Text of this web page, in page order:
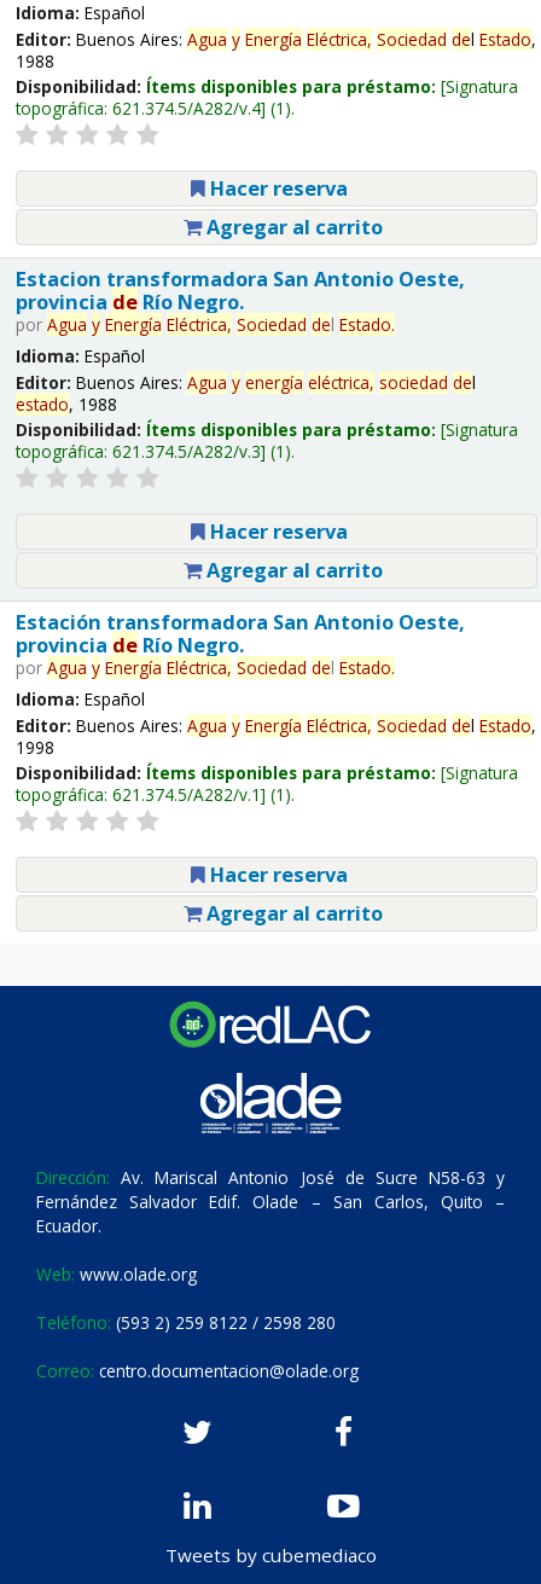
Idioma: Español
Editor: Buenos Aires: Agua y Energía Eléctrica, Sociedad del Estado,
1988
Disponibilidad: Ítems disponibles para préstamo: Signatura
topográfica: 621.374.5/A282/v.4 (1).
Hacer reserva
Agregar al carrito
Estacion transformadora San Antonio Oeste,
provincia deRío Negro.
por Agua y Energía Eléctrica, Sociedad del Estado.
Idioma: Español
Editor: Buenos Aires: Agua y energía eléctrica, sociedad del
estado, 1988
Disponibilidad: Ítems disponibles para préstamo: Signatura
topográfica: 621.374.5/A282/v.3 (1).
Hacer reserva
Agregar al carrito
Estación transformadora San Antonio Oeste,
provincia deRío Negro.
por Agua y Energía Eléctrica, Sociedad del Estado.
Idioma: Español
Editor: Buenos Aires: Agua y Energía Eléctrica, Sociedad del Estado,
1998
Disponibilidad: Ítems disponibles para préstamo: Signatura
topográfica: 621.374.5/A282/v.1 (1).
Hacer reserva
Agregar al carrito
Dirección: Av. Mariscal Antonio José de Sucre N58-63 y
Fernández Salvador Edif. Olade – San Carlos, Quito –
Ecuador.
Web: www.olade.org
Teléfono: (593 2) 259 8122 / 2598 280
Correo: centro.documentacion@olade.org
Tweets by cubemediaco